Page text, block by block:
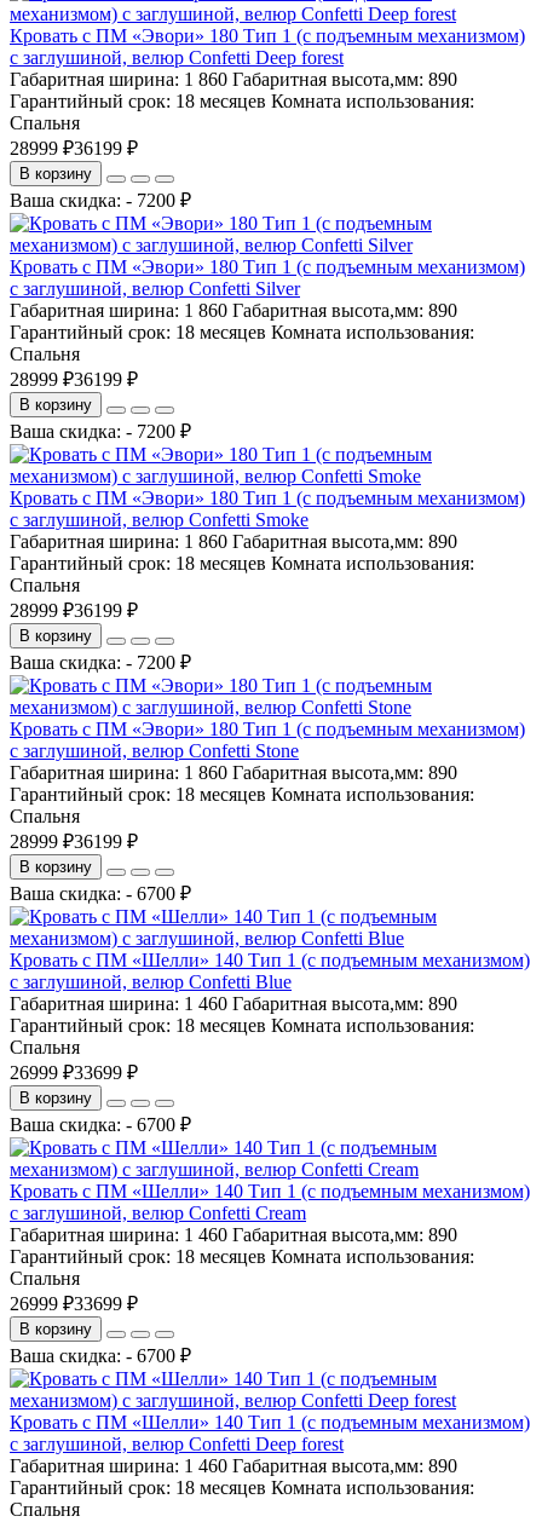
Кровать с ПМ «Эвори» 180 Тип 1 (с подъемным механизмом)
с заглушиной, велюр Confetti Deep forest
Габаритная ширина: 1 860 Габаритная высота,мм: 890
Гарантийный срок: 18 месяцев Комната использования:
Спальня
28999 ₽36199 ₽
В корзину
Ваша скидка: - 7200 ₽
Кровать с ПМ «Эвори» 180 Тип 1 (с подъемным механизмом)
с заглушиной, велюр Confetti Silver
Габаритная ширина: 1 860 Габаритная высота,мм: 890
Гарантийный срок: 18 месяцев Комната использования:
Спальня
28999 ₽36199 ₽
В корзину
Ваша скидка: - 7200 ₽
Кровать с ПМ «Эвори» 180 Тип 1 (с подъемным механизмом)
с заглушиной, велюр Confetti Smoke
Габаритная ширина: 1 860 Габаритная высота,мм: 890
Гарантийный срок: 18 месяцев Комната использования:
Спальня
28999 ₽36199 ₽
В корзину
Ваша скидка: - 7200 ₽
Кровать с ПМ «Эвори» 180 Тип 1 (с подъемным механизмом)
с заглушиной, велюр Confetti Stone
Габаритная ширина: 1 860 Габаритная высота,мм: 890
Гарантийный срок: 18 месяцев Комната использования:
Спальня
28999 ₽36199 ₽
В корзину
Ваша скидка: - 6700 ₽
Кровать с ПМ «Шелли» 140 Тип 1 (с подъемным механизмом)
с заглушиной, велюр Confetti Blue
Габаритная ширина: 1 460 Габаритная высота,мм: 890
Гарантийный срок: 18 месяцев Комната использования:
Спальня
26999 ₽33699 ₽
В корзину
Ваша скидка: - 6700 ₽
Кровать с ПМ «Шелли» 140 Тип 1 (с подъемным механизмом)
с заглушиной, велюр Confetti Cream
Габаритная ширина: 1 460 Габаритная высота,мм: 890
Гарантийный срок: 18 месяцев Комната использования:
Спальня
26999 ₽33699 ₽
В корзину
Ваша скидка: - 6700 ₽
Кровать с ПМ «Шелли» 140 Тип 1 (с подъемным механизмом)
с заглушиной, велюр Confetti Deep forest
Габаритная ширина: 1 460 Габаритная высота,мм: 890
Гарантийный срок: 18 месяцев Комната использования:
Спальня